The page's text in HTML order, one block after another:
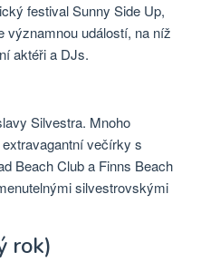
festival Sunny Side Up,
významnou událostí, na níž
aktéři a DJs.
Silvestra. Mnoho
večírky s
Beach Club a Finns Beach
silvestrovskými
rok)